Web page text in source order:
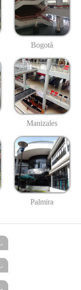
Bogotá
Manizales
Palmira